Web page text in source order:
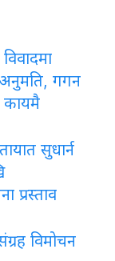
अनुमति, गगन
कायमै
सुधार्न
प्रस्ताव
विमोचन